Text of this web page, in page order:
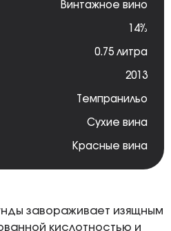
Винтажное вино
14%
0.75 литра
2013
Темпранильо
Сухие вина
Красные вина
завораживает изящным
кислотностью и